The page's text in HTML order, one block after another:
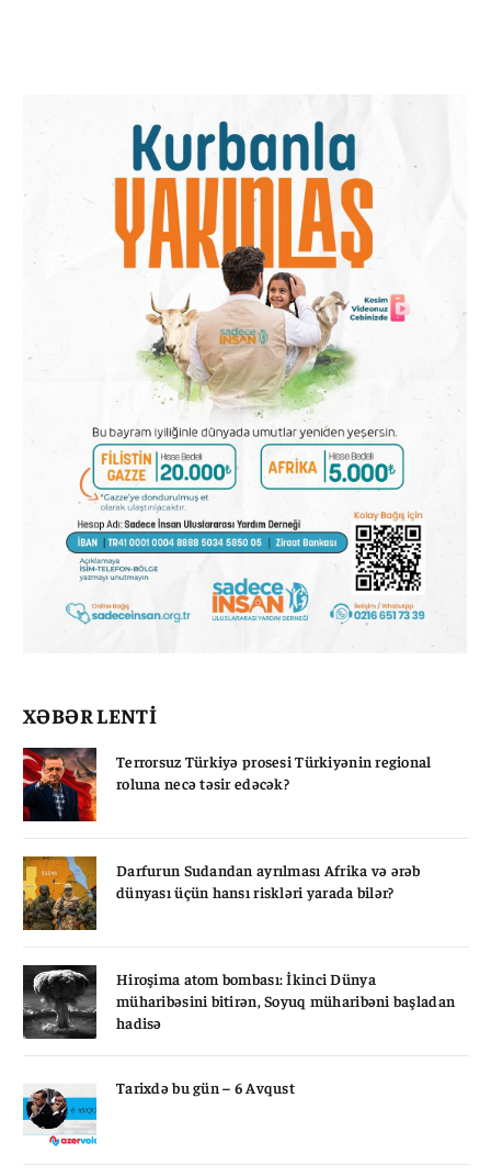
XƏBƏR LENTİ
Terrorsuz Türkiyə prosesi Türkiyənin regional
roluna necə təsir edəcək?
Darfurun Sudandan ayrılması Afrika və ərəb
dünyası üçün hansı riskləri yarada bilər?
Hiroşima atom bombası: İkinci Dünya
müharibəsini bitirən, Soyuq müharibəni başladan
hadisə
Tarixdə bu gün – 6 Avqust